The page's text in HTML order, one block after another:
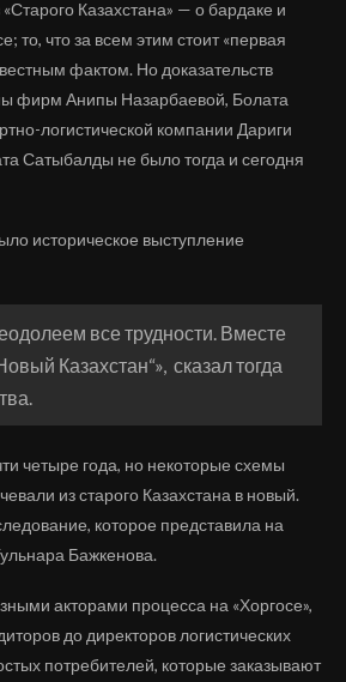
Казахстана» — о бардаке и
то, что за всем этим стоит «первая
фактом. Но доказательств
фирм Анипы Назарбаевой, Болата
логистической компании Дариги
Сатыбалды не было тогда и сегодня
историческое выступление
все трудности. Вместе
Казахстан“», сказал тогда
четыре года, но некоторые схемы
из старого Казахстана в новый.
которое представила на
Бажкенова.
акторами процесса на «Хоргосе»,
до директоров логистических
потребителей, которые заказывают